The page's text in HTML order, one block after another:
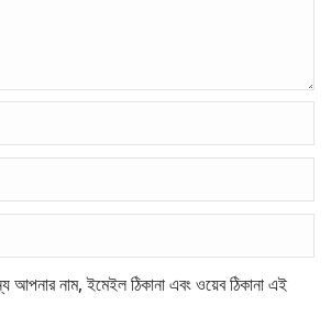
আপনার নাম, ইমেইল ঠিকানা এবং ওয়েব ঠিকানা এই